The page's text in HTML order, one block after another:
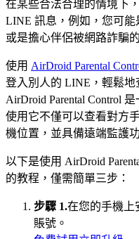
在某些合法合理的情境下
LINE 訊息，例如，您可能
或是擔心伴侶被網路詐騙
使用 AirDroid Parental
登入別人的 LINE，輕鬆地
AirDroid Parental Control
使用它不僅可以查看對方
機位置，並具備遠端監護
以下是使用 AirDroid
的教程，僅需簡單三步：
步驟 1.在您的手機上
賬號。